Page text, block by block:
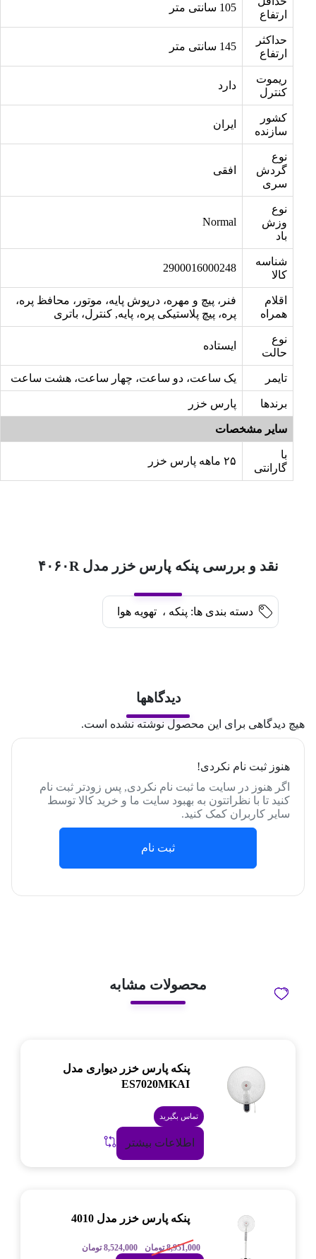
ارتفاع
105 سانتی متر
حداکثر
ارتفاع
145 سانتی متر
ریموت
کنترل
دارد
کشور
سازنده
ایران
نوع
گردش
سری
افقی
نوع
وزش
باد
Normal
شناسه
کالا
2900016000248
اقلام
همراه
فنر، پیچ و مهره، درپوش پایه، موتور، محافظ پره،
پره، پیچ پلاستیکی پره، پایه, کنترل، باتری
نوع
حالت
ایستاده
تایمر یک ساعت، دو ساعت، چهار ساعت، هشت ساعت
برندها پارس خزر
سایر مشخصات
گارانتی
۲۵ ماهه پارس خزر
نقد و بررسی پنکه پارس خزر مدل ۴۰۶۰R
دسته بندی ها: پنکه ، تهویه هوا
دیدگاهها
هیچ دیدگاهی برای این محصول نوشته نشده است.
هنوز ثبت نام نکردی!
اگر هنوز در سایت ما ثبت نام نکردی, پس زودتر ثبت نام
کنید تا با نظراتتون به بهبود سایت ما و خرید کالا توسط
سایر کاربران کمک کنید.
ثبت نام
محصولات مشابه
پنکه پارس خزر دیواری مدل
ES7020MKAI
تماس بگیرید
اطلاعات بیشتر
پنکه پارس خزر مدل 4010
8,951,000 تومان 8,524,000 تومان